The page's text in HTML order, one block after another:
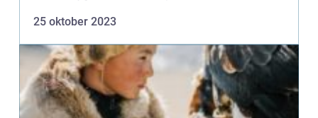
oc...
25 oktober 2023